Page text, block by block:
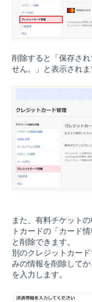
削除すると「保存さ
せん。」と表示されま
また、有料チケット
トカードの「カード
と削除できます。
別のクレジットカー
みの情報を削除して
を入力します。